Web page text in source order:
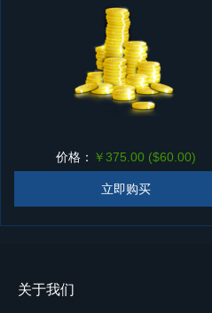
价格： ￥375.00 ($60.00)
立即购买
关于我们